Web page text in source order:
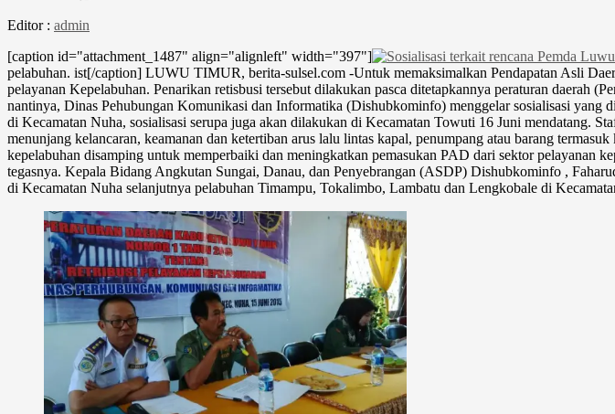
Editor : admin
[caption id="attachment_1487" align="alignleft" width="397"]
pelabuhan. ist[/caption] LUWU TIMUR, berita-sulsel.com -Untuk memaksimalkan Pendapatan Asli
pelayanan Kepelabuhan. Penarikan retisbusi tersebut dilakukan pasca ditetapkannya peraturan daerah
nantinya, Dinas Pehubungan Komunikasi dan Informatika (Dishubkominfo) menggelar sosialisasi
di Kecamatan Nuha, sosialisasi serupa juga akan dilakukan di Kecamatan Towuti 16 Juni mendatang.
menunjang kelancaran, keamanan dan ketertiban arus lalu lintas kapal, penumpang atau barang
kepelabuhan disamping untuk memperbaiki dan meningkatkan pemasukan PAD dari sektor
tegasnya. Kepala Bidang Angkutan Sungai, Danau, dan Penyebrangan (ASDP) Dishubkominfo ,
di Kecamatan Nuha selanjutnya pelabuhan Timampu, Tokalimbo, Lambatu dan Lengkobale di